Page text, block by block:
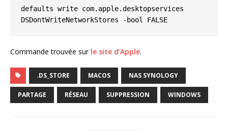
defaults write com.apple.desktopservices
DSDontWriteNetworkStores -bool FALSE
Commande trouvée sur le site d’Apple.
.DS_STORE MACOS NAS SYNOLOGY
PARTAGE RÉSEAU SUPPRESSION WINDOWS